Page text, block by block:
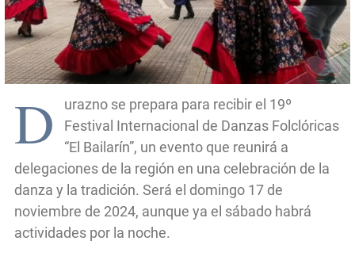
D
urazno se prepara para recibir el 19º
Festival Internacional de Danzas Folclóricas
“El Bailarín”, un evento que reunirá a
delegaciones de la región en una celebración de la
danza y la tradición. Será el domingo 17 de
noviembre de 2024, aunque ya el sábado habrá
actividades por la noche.